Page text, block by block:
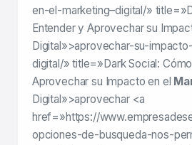
en-el-marketing–digital/»
Entender y Aprovechar su
Digital»>aprovechar-su-
digital/» title=»Dark Social:
Aprovechar su Impacto en el
Digital»>aprovechar <a
href=»https://
opciones-de-busqueda-nos-